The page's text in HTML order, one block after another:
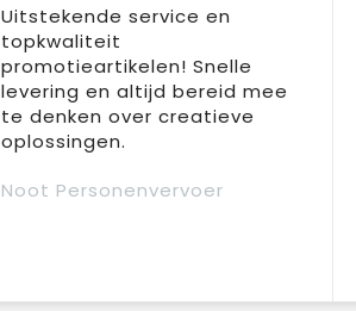
Uitstekende service en
topkwaliteit
promotieartikelen! Snelle
levering en altijd bereid mee
te denken over creatieve
oplossingen.
Noot Personenvervoer